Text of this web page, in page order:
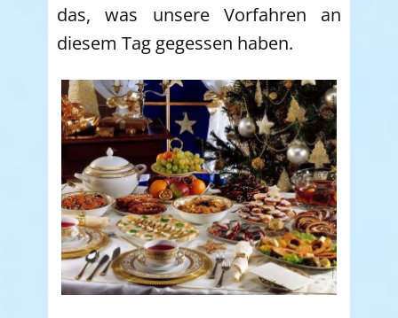
das, was unsere Vorfahren an
diesem Tag gegessen haben.